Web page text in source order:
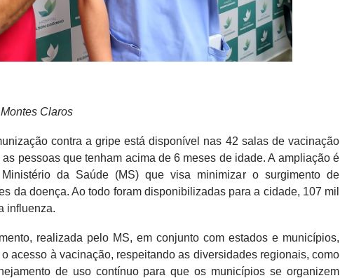
Claros
contra a gripe está disponível nas 42 salas de vacinação
pessoas que tenham acima de 6 meses de idade. A ampliação é
da Saúde (MS) que visa minimizar o surgimento de
da doença. Ao todo foram disponibilizadas para a cidade, 107 mil
influenza.
realizada pelo MS, em conjunto com estados e municípios,
acesso à vacinação, respeitando as diversidades regionais, como
de uso contínuo para que os municípios se organizem